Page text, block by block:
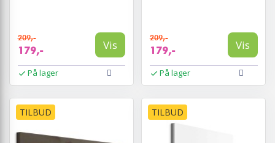
209,-
179,- Vis
På lager
209,-
179,- Vis
På lager
TILBUD TILBUD